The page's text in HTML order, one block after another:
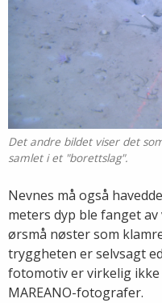
Det andre bildet viser det
samlet i et "borettslag".
Nevnes må også
meters dyp ble fanget
ørsmå nøster som
tryggheten er selvsagt
fotomotiv er virkelig
MAREANO-fotografer.